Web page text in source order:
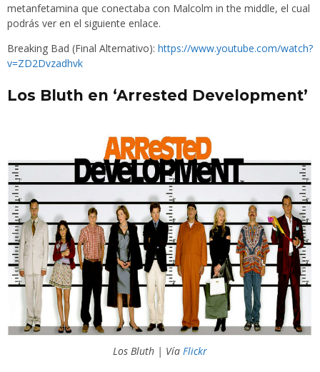
metanfetamina que conectaba con Malcolm in the middle, el cual
podrás ver en el siguiente enlace.
Breaking Bad (Final Alternativo): https://www.youtube.com/watch?
v=ZD2Dvzadhvk
Los Bluth en ‘Arrested Development’
Los Bluth | Vía Flickr